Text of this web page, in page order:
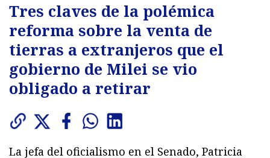
Tres claves de la polémica
reforma sobre la venta de
tierras a extranjeros que el
gobierno de Milei se vio
obligado a retirar
La jefa del oficialismo en el Senado, Patricia